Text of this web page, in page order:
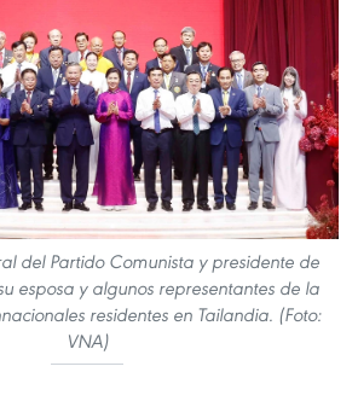
del Partido Comunista y presidente de
esposa y algunos representantes de la
residentes en Tailandia. (Foto:
VNA)